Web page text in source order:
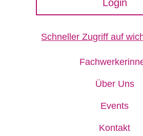
Login
Schneller Zugriff auf
Über Uns
Events
Kontakt